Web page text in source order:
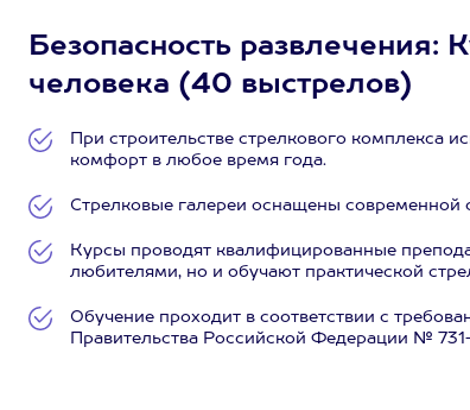
Безопасность развлечения:
человека (40 выстрелов)
При строительстве стрелкового комплекса
комфорт в любое время года.
Стрелковые галереи оснащены современной
Курсы проводят квалифицированные
любителями, но и обучают практической
Обучение проходит в соответствии с
Правительства Российской Федерации №